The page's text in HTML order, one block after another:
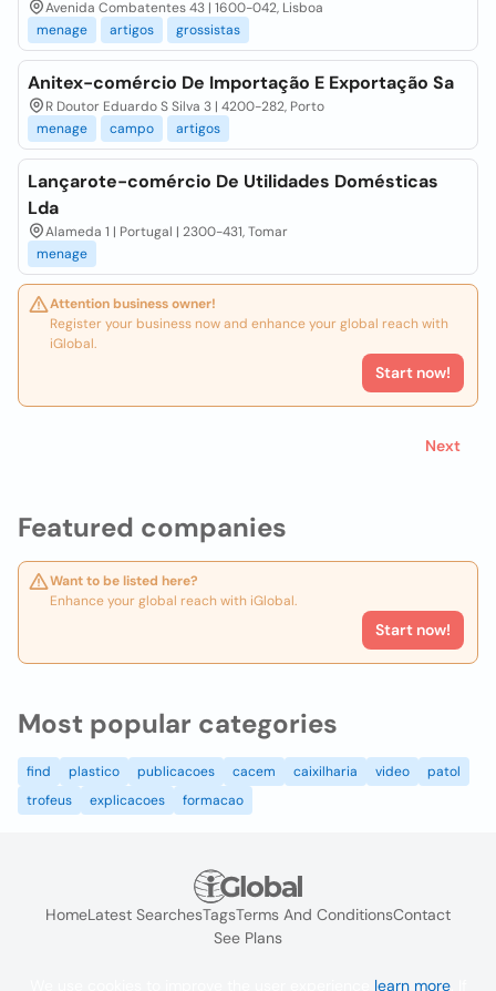
Featured companies
Want to be listed here?
Enhance your global reach with iGlobal.
Start now!
Avenida Combatentes 43 | 1600-042, Lisboa
menage
artigos grossistas
Anitex-comércio De Importação E Exportação Sa
R Doutor Eduardo S Silva 3 | 4200-282, Porto
menage
campo artigos
Lançarote-comércio De Utilidades Domésticas
Lda
Alameda 1 | Portugal | 2300-431, Tomar
menage
Attention business owner!
Register your business now and enhance your global reach with
iGlobal.
Start now!
Next
Most popular categories
find plastico publicacoes cacem caixilharia video
patol
trofeus
explicacoes formacao
HomeLatest SearchesTagsTerms And ConditionsContact
See Plans
learn more. If